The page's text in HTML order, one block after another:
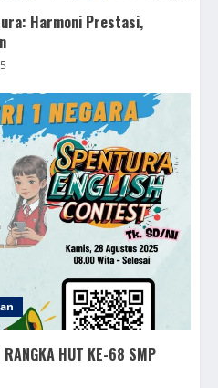
Harmoni Prestasi,
HUT KE-68 SMP